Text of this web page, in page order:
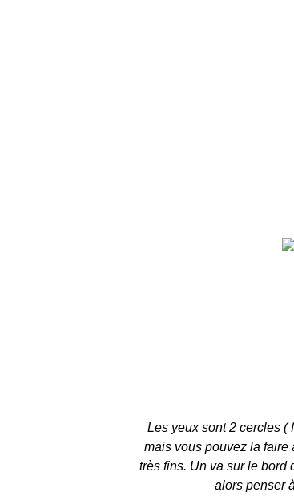
Les yeux sont 2 cercles (
mais vous pouvez la faire
très fins. Un va sur le bord
alors penser